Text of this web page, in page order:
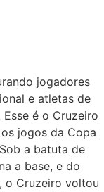
jogadores
e atletas de
é o Cruzeiro
jogos da Copa
a batuta de
a base, e do
o Cruzeiro voltou